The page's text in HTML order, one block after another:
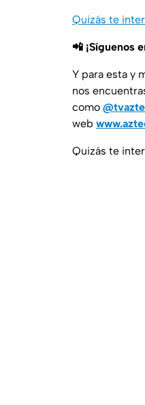
Quizás te
📲 ¡Síguenos
Y para esta y
nos
como
web
Quizás te